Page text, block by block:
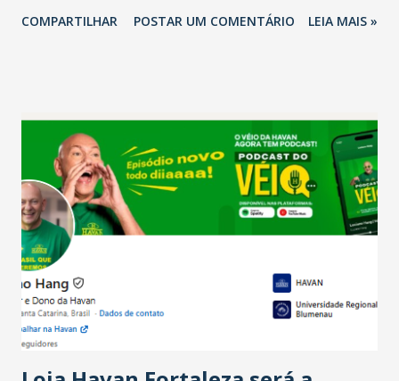
relação ao último trimestre deste ano, 56% também
confraternizações de fim de ano e pelo pagamento do 13º
Salário para um número maior de trabalhadores, já que o
país tem a menor taxa de desemprego dos anos recentes.
Ainda segundo a Pesquisa, em novembro de 2025, 40% dos
bares e restaurantes operaram com lucro e outros 40%
registraram equilíbrio financeiro. Já o percentual de
estabelecimentos no prejuízo ficou em 19%, pouco abaixo
do observado no mês anterior. Outros 1% não existiam em
novembro. Em relação a outubro, o faturamento também
cresceu. De acordo com a pesquisa, 44% dos n...
COMPARTILHAR POSTAR UM COMENTÁRIO LEIA MAIS »